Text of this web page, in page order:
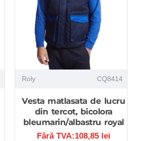
Roly CQ8414
Vesta matlasata de lucru
din tercot, bicolora
bleumarin/albastru royal
Fără TVA:108,85 lei